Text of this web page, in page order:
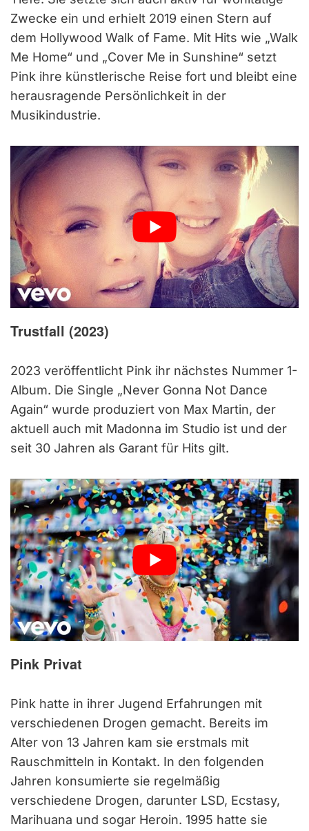
Zwecke ein und erhielt 2019 einen Stern auf
dem Hollywood Walk of Fame. Mit Hits wie „Walk
Me Home“ und „Cover Me in Sunshine“ setzt
Pink ihre künstlerische Reise fort und bleibt eine
herausragende Persönlichkeit in der
Musikindustrie.
Trustfall (2023)
2023 veröffentlicht Pink ihr nächstes Nummer 1-
Album. Die Single „Never Gonna Not Dance
Again“ wurde produziert von Max Martin, der
aktuell auch mit Madonna im Studio ist und der
seit 30 Jahren als Garant für Hits gilt.
Pink Privat
Pink hatte in ihrer Jugend Erfahrungen mit
verschiedenen Drogen gemacht. Bereits im
Alter von 13 Jahren kam sie erstmals mit
Rauschmitteln in Kontakt. In den folgenden
Jahren konsumierte sie regelmäßig
verschiedene Drogen, darunter LSD, Ecstasy,
Marihuana und sogar Heroin. 1995 hatte sie